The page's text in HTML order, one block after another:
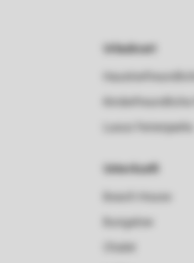
Urlaubsart